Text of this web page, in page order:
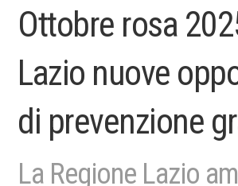
Ottobre rosa
Lazio nuove
di prevenzione
La Regione Lazio